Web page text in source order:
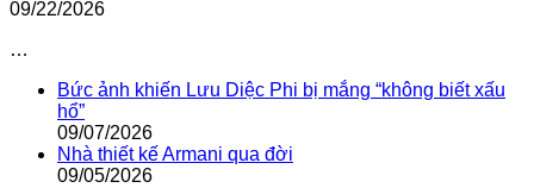
09/22/2026
…
Bức ảnh khiến Lưu Diệc Phi bị mắng “không biết xấu
hổ”
09/07/2026
Nhà thiết kế Armani qua đời
09/05/2026